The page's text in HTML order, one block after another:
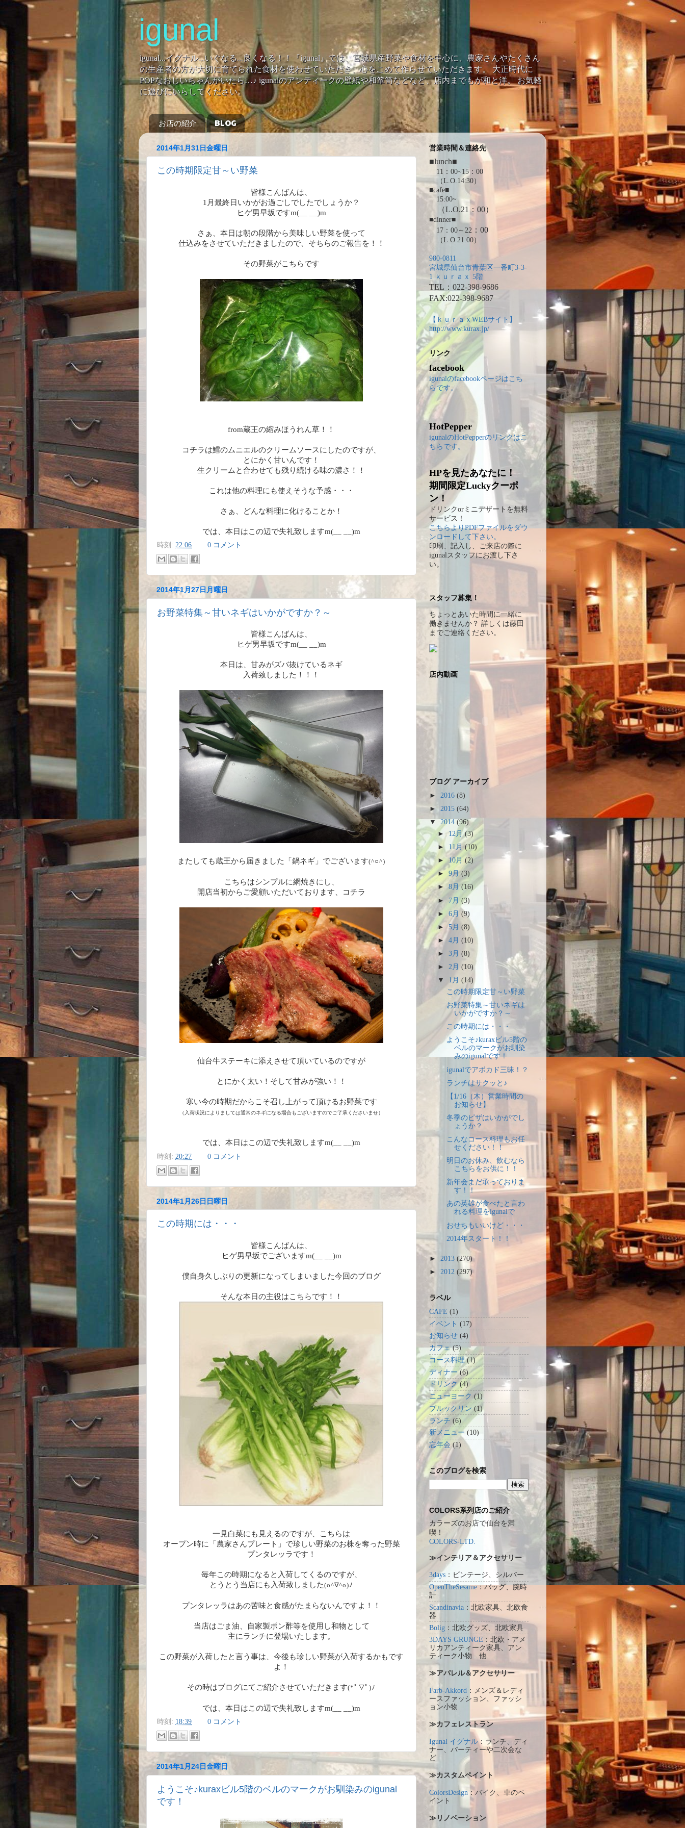
igunal
igunal...イグナル...いぐなる...良くなる！！『igunal』では、宮城県産野菜や食材を中心に、農家さんやたくさん
の生産者の方が大切に育てられた食材を使わせていただき、心をこめて作らせていただきます。 大正時代に
POPなおじいちゃんがいたら…♪ igunalのアンティークの壁紙や和箪笥などなど、店内までもが和と洋。 お気軽
に遊びにいらしてください。
お店の紹介 BLOG
2014年1月31日金曜日
この時期限定甘～い野菜
皆様こんばんは、
1月最終日いかがお過ごしでしたでしょうか？
ヒゲ男早坂ですm(__ __)m
さぁ、本日は朝の段階から美味しい野菜を使って
仕込みをさせていただきましたので、そちらのご報告を！！
その野菜がこちらです
from蔵王の縮みほうれん草！！
コチラは鱈のムニエルのクリームソースにしたのですが、
とにかく甘いんです！
生クリームと合わせても残り続ける味の濃さ！！
これは他の料理にも使えそうな予感・・・
さぁ、どんな料理に化けることか！
では、本日はこの辺で失礼致しますm(__ __)m
時刻: 22:06 0 コメント
2014年1月27日月曜日
お野菜特集～甘いネギはいかがですか？～
皆様こんばんは、
ヒゲ男早坂ですm(__ __)m
本日は、甘みがズバ抜けているネギ
入荷致しました！！！
またしても蔵王から届きました「鍋ネギ」でございます(^○^)
こちらはシンプルに網焼きにし、
開店当初からご愛顧いただいております、コチラ
仙台牛ステーキに添えさせて頂いているのですが
とにかく太い！そして甘みが強い！！
寒い今の時期だからこそ召し上がって頂けるお野菜です
（入荷状況によりましては通常のネギになる場合もございますのでご了承くださいませ）
では、本日はこの辺で失礼致しますm(__ __)m
時刻: 20:27 0 コメント
2014年1月26日日曜日
この時期には・・・
皆様こんばんは、
ヒゲ男早坂でございますm(__ __)m
僕自身久しぶりの更新になってしまいました今回のブログ
そんな本日の主役はこちらです！！
一見白菜にも見えるのですが、こちらは
オープン時に「農家さんプレート」で珍しい野菜のお株を奪った野菜
プンタレッラです！
毎年この時期になると入荷してくるのですが、
とうとう当店にも入荷致しました(o^∇^o)ﾉ
プンタレッラはあの苦味と食感がたまらないんですよ！！
当店はごま油、自家製ポン酢等を使用し和物として
主にランチに登場いたします。
この野菜が入荷したと言う事は、今後も珍しい野菜が入荷するかもです
よ！
その時はブログにてご紹介させていただきます(*ﾟ▽ﾟ)ﾉ
では、本日はこの辺で失礼致しますm(__ __)m
時刻: 18:39 0 コメント
2014年1月24日金曜日
ようこそ♪kuraxビル5階のベルのマークがお馴染みのigunal
です！
営業時間＆連絡先
■lunch■
11：00~15：00
（L.O.14:30）
■cafe■
15:00~
（L.O.21：00）
■dinner■
17：00～22 ：00
（L.O.21:00）
980-0811
宮城県仙台市青葉区一番町3-3-
1 ｋｕｒａｘ 5階
TEL：022-398-9686
FAX:022-398-9687
【ｋｕｒａｘWEBサイト】
http://www.kurax.jp/
リンク
facebook
igunalのfacebookページはこち
らです。
HotPepper
igunalのHotPepperのリンクはこ
ちらです。
HPを見たあなたに！
期間限定Luckyクーポ
ン！
ドリンクorミニデザートを無料
サービス！
こちらよりPDFファイルをダウ
ンロードして下さい。
印刷、記入し、ご来店の際に
igunalスタッフにお渡し下さ
い。
スタッフ募集！
ちょっとあいた時間に一緒に
働きませんか？ 詳しくは藤田
までご連絡ください。
店内動画
ブログ アーカイブ
► 2016 (8)
► 2015 (64)
▼ 2014 (96)
► 12月(3)
► 11月(10)
►10月(2)
►9月(3)
►8月(16)
►7月(3)
►6月(9)
►5月(8)
►4月(10)
►3月(8)
►2月(10)
▼ 1月(14)
この時期限定甘～い野菜
お野菜特集～甘いネギは
いかがですか？～
この時期には・・・
ようこそ♪kuraxビル5階の
ベルのマークがお馴染
みのigunalです！
igunalでアボカド三昧！？
ランチはサクッと♪
【1/16（木）営業時間の
お知らせ】
冬季のピザはいかがでし
ょうか？
こんなコース料理もお任
せください！！
明日のお休み、飲むなら
こちらをお供に！！
新年会まだ承っておりま
す！！
あの英雄が食べたと言わ
れる料理をigunalで
おせちもいいけど・・・
2014年スタート！！
► 2013 (270)
► 2012 (297)
ラベル
CAFE (1)
イベント (17)
お知らせ (4)
カフェ (5)
コース料理 (1)
ディナー (6)
ドリンク (4)
ニューヨーク (1)
ブルックリン (1)
ランチ (6)
新メニュー (10)
忘年会 (1)
このブログを検索
COLORS系列店のご紹介
カラーズのお店で仙台を満
喫！
COLORS-LTD.
≫インテリア＆アクセサリー
3days ：ビンテージ、シルバー
OpenTheSesame：バッグ、腕時
計
Scandinavia ：北欧家具、北欧食
器
Bolig ：北欧グッズ、北欧家具
3DAYS GRUNGE ：北欧・アメ
リカアンティーク家具、アン
ティーク小物 他
≫アパレル＆アクセサリー
Farb-Akkord ：メンズ＆レディ
ースファッション、ファッシ
ョン小物
≫カフェレストラン
Igunal イグナル：ランチ、ディ
ナー、パーティーや二次会な
ど
≫カスタムペイント
ColorsDesign ：バイク、車のペ
イント
≫リノベーション